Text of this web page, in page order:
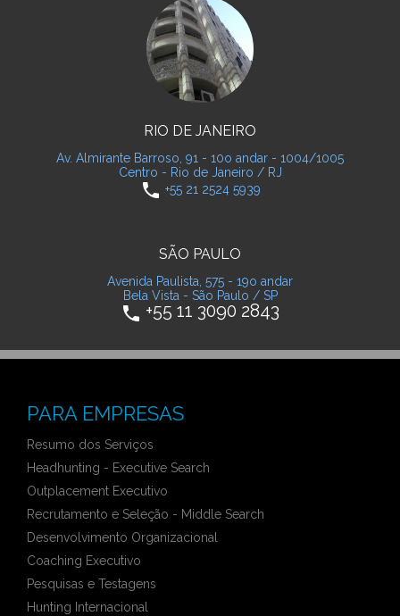
RIO DE JANEIRO
Av. Almirante Barroso, 91 - 10o andar - 1004/1005
Centro - Rio de Janeiro / RJ
phone +55 21 2524 5939
SÃO PAULO
Avenida Paulista, 575 - 19o andar
Bela Vista - São Paulo / SP
phone +55 11 3090 2843
PARA EMPRESAS
Resumo dos Serviços
Headhunting - Executive Search
Outplacement Executivo
Recrutamento e Seleção - Middle Search
Desenvolvimento Organizacional
Coaching Executivo
Pesquisas e Testagens
Hunting Internacional